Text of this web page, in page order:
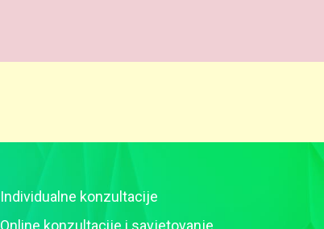
Individualne konzultacije
Online konzultacije i savjetovanje